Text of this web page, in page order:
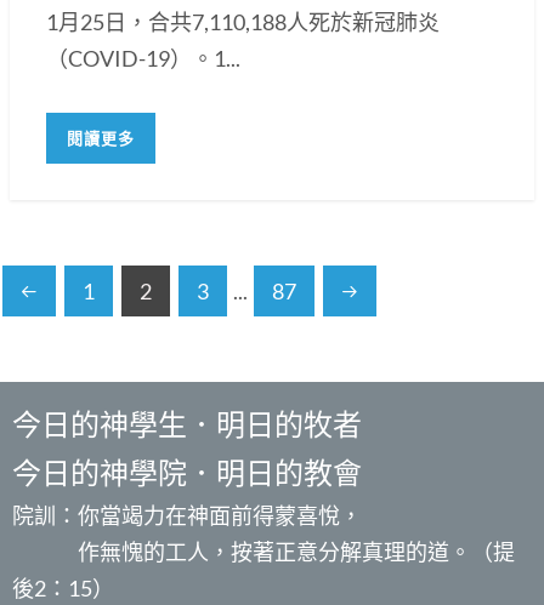
1月25日，合共7,110,188人死於新冠肺炎
（COVID-19）。1...
閱讀更多
1 2 3 ... 87
今日的神學生．明日的牧者
今日的神學院．明日的教會
院訓：你當竭力在神面前得蒙喜悅，
作無愧的工人，按著正意分解真理的道。（提
後2：15）